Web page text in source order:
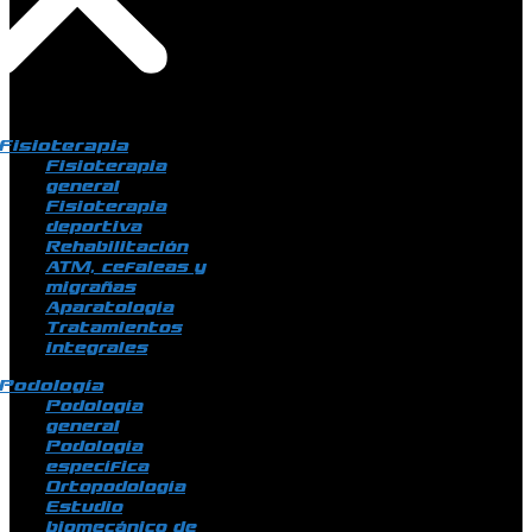
Fisioterapia
general
Fisioterapia
deportiva
Rehabilitación
ATM, cefaleas y
migrañas
Aparatología
Tratamientos
integrales
Podología
general
Podología
específica
Ortopodología
Estudio
biomecánico de